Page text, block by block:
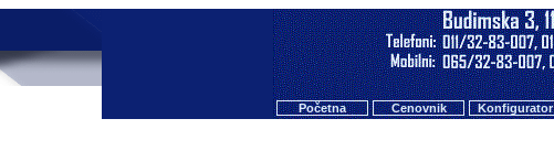
Početna Cenovnik Konfigurator